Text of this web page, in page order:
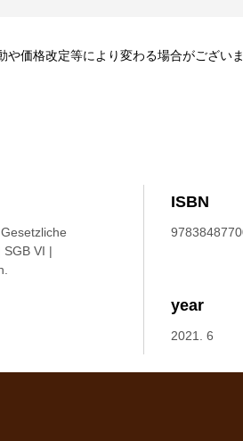
VI |
ISBN
year
2021. 6
や価格改定等により変わる場合がござい